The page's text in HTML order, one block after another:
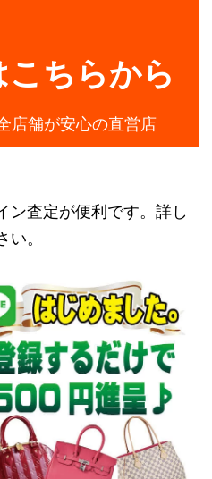
ちらから
店舗が安心の直営店
ン査定が便利です。詳し
い。